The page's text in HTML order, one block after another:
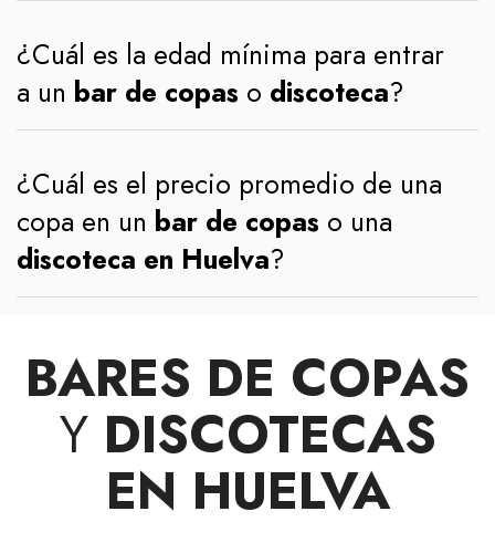
¿Cuál es la edad mínima para entrar
a un bar de copas o discoteca?
¿Cuál es el precio promedio de una
copa en un bar de copas o una
discoteca en Huelva?
BARES DE COPAS
Y DISCOTECAS
EN HUELVA